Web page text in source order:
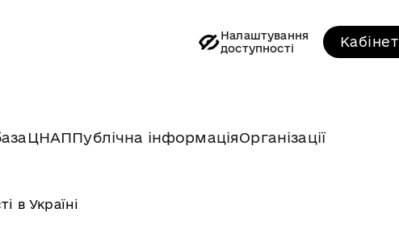
Налаштування
доступності
Кабінет
ЦНАППублічна інформаціяОрганізації
в Україні